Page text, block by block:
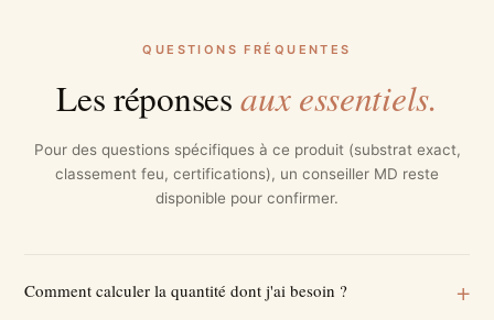
QUESTIONS FRÉQUENTES
Les réponsesaux essentiels.
Pour des questions spécifiques à ce produit (substrat exact,
classement feu, certifications), un conseiller MD reste
disponible pour confirmer.
Comment calculer la quantité dont j'ai besoin ?